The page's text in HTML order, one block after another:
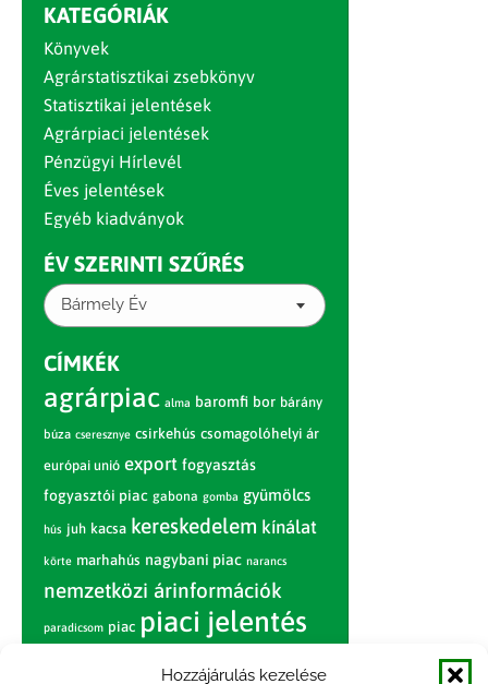
Hozzájárulás kezelése
KATEGÓRIÁK
Könyvek
Agrárstatisztikai zsebkönyv
Statisztikai jelentések
Agrárpiaci jelentések
Pénzügyi Hírlevél
Éves jelentések
Egyéb kiadványok
ÉV SZERINTI SZŰRÉS
Bármely Év
CÍMKÉK
agrárpiac alma baromfi bor bárány
búza cseresznye csirkehús csomagolóhelyi ár
európai unió export fogyasztás
fogyasztói piac gabona gomba gyümölcs
hús juh kacsa kereskedelem kínálat
körte marhahús nagybani piac narancs
nemzetközi árinformációk
paradicsom piac piaci jelentés